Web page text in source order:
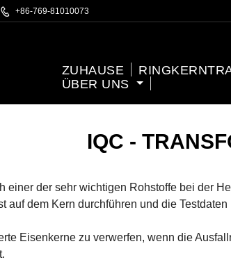
 +86-769-81010073
ZUHAUSE
ÜBER UNS
IQC -
einer der sehr wichtigen Rohstoffe bei der
auf dem Kern durchführen und die
Eisenkerne zu verwerfen, wenn die